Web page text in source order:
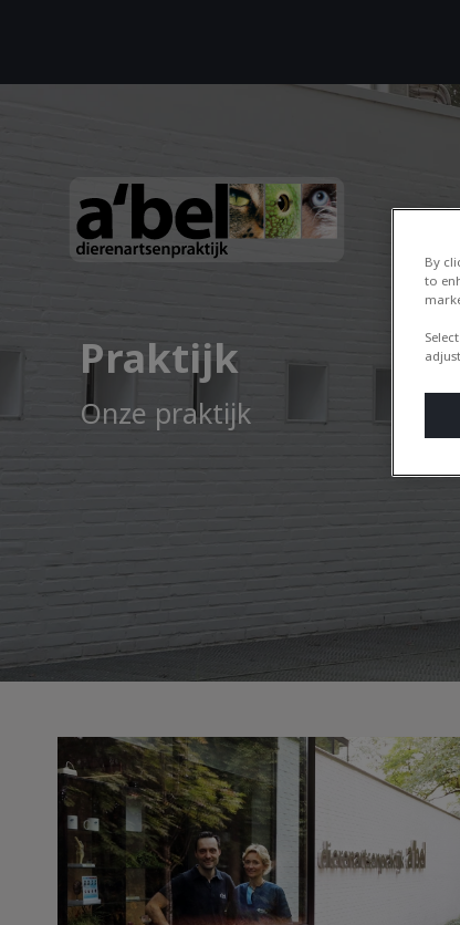
Homepage
Praktijk
Onze praktijk
Rondleiding
By
to